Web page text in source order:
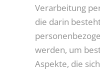
Verarbeitung
die darin
werden, um
Aspekte, die